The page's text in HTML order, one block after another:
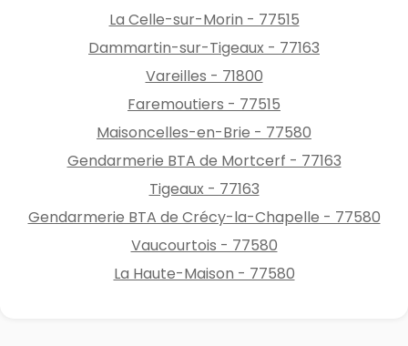
La Celle-sur-Morin - 77515
Dammartin-sur-Tigeaux - 77163
Vareilles - 71800
Faremoutiers - 77515
Maisoncelles-en-Brie - 77580
Gendarmerie BTA de Mortcerf - 77163
Tigeaux - 77163
Gendarmerie BTA de Crécy-la-Chapelle - 77580
Vaucourtois - 77580
La Haute-Maison - 77580